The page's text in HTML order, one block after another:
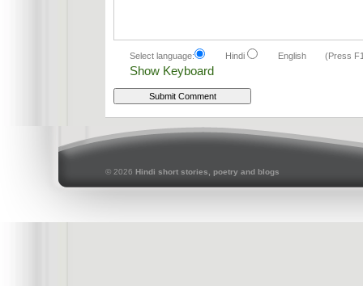
Select language: Hindi English (Press
Show Keyboard
© 2026 Hindi short stories, poetry and blogs